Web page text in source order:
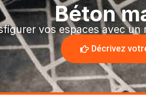
Béton
vos espaces avec
Décrivez